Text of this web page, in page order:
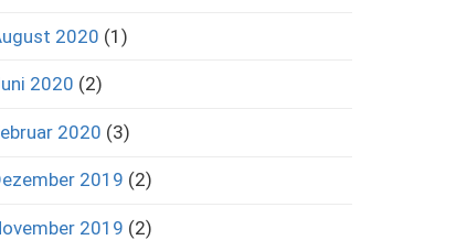
2020 (1)
2020 (2)
2020 (3)
2019 (2)
2019 (2)